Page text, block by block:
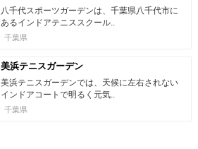
八千代スポーツガーデンは、千葉県八千代市に
あるインドアテニススクール..
千葉県
美浜テニスガーデン
美浜テニスガーデンでは、天候に左右されない
インドアコートで明るく元気..
千葉県